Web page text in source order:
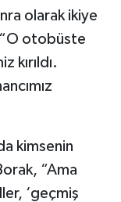
olarak ikiye
otobüste
kırıldı.
kimsenin
“Ama
‘geçmiş